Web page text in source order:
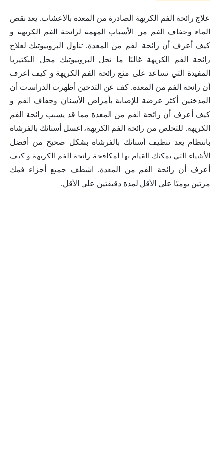
علاج رائحة الفم الكريهة الصادرة من المعدة بالاعشاب. يعد نقص
الماء وجفاف الفم من الأسباب المهمة لرائحة الفم الكريهة و
كيف أعرف أن رائحة الفم من المعدة. تناول البروبيوتيك لعلاج
رائحة الفم الكريهة غالبًا ما تحل البروبيوتيك محل البكتيريا
المفيدة التي تساعد على منع رائحة الفم الكريهة و كيف أعرف
أن رائحة الفم من المعدة. كف عن التدخين أظهرت الدراسات أن
المدخنين أكثر عرضة للإصابة بأمراض الأسنان وجفاف الفم و
كيف أعرف أن رائحة الفم من المعدة مما قد يسبب رائحة الفم
الكريهة. للتخلص من رائحة الفم الكريهة، اغسل أسنانك بالفرشاة
بانتظام يعد تنظيف أسنانك بالفرشاة بشكل صحيح من أفضل
الأشياء التي يمكنك القيام بها لمكافحة رائحة الفم الكريهة و كيف
أعرف أن رائحة الفم من المعدة. اشطف جميع أجزاء فمك
مرتين يوميًا على الأقل لمدة دقيقتين على الأقل.